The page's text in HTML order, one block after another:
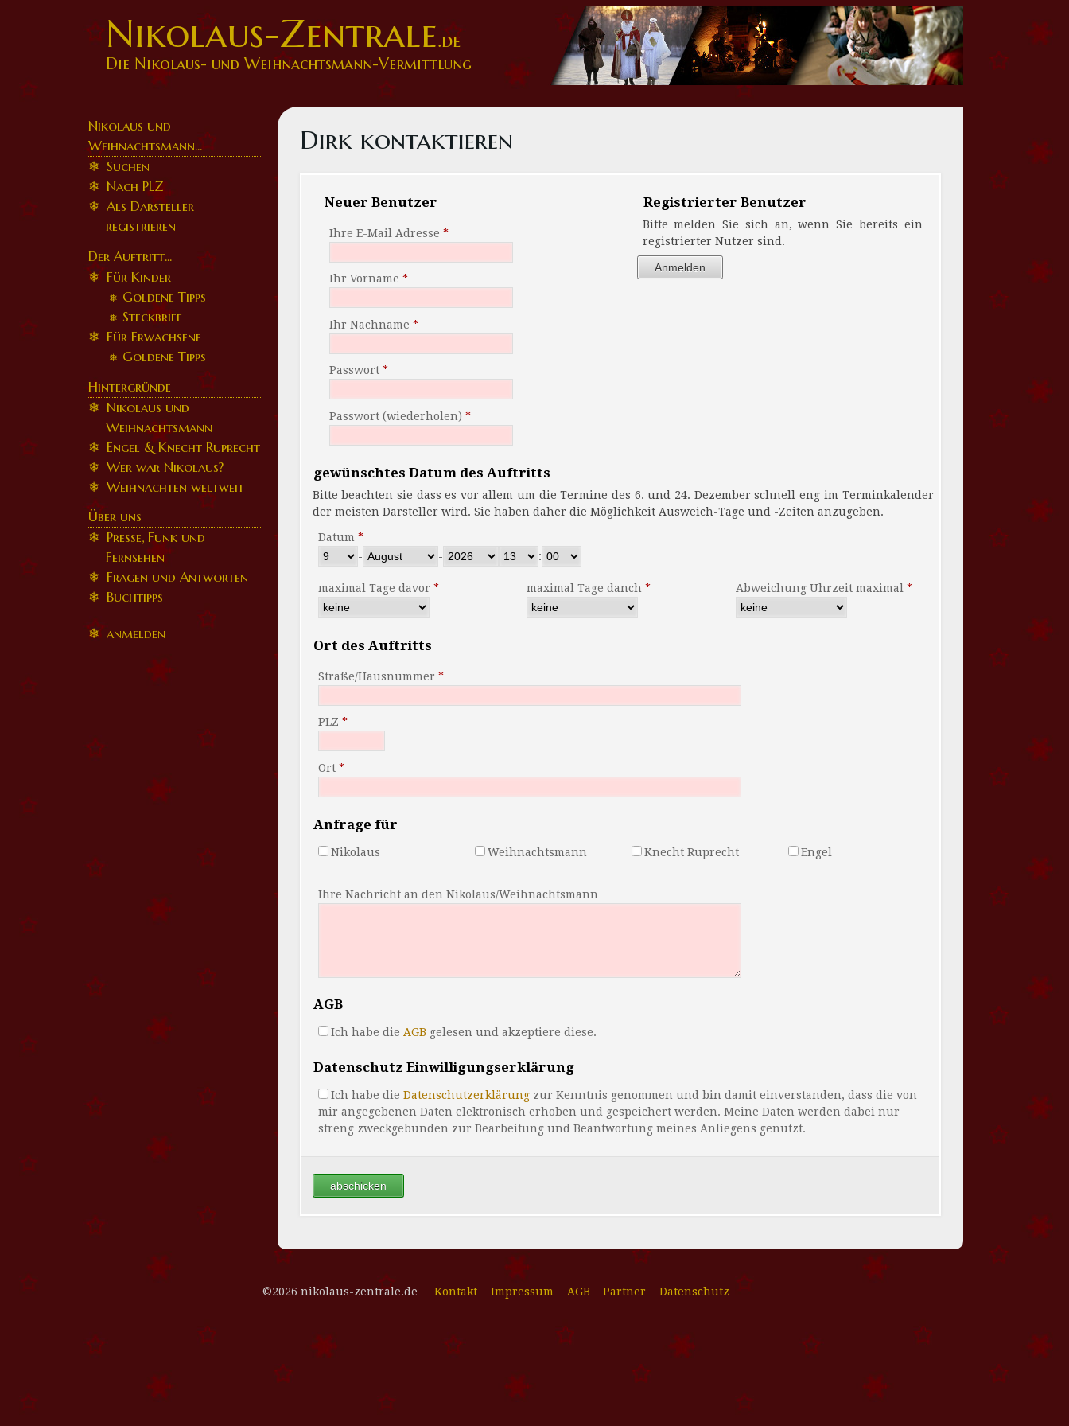
Nikolaus-Zentrale.de
Die Nikolaus- und Weihnachtsmann-Vermittlung
Nikolaus und
Weihnachtsmann...
Suchen
Nach PLZ
Als Darsteller
registrieren
Der Auftritt...
Für Kinder
Goldene Tipps
Steckbrief
Für Erwachsene
Goldene Tipps
Hintergründe
Nikolaus und
Weihnachtsmann
Engel & Knecht Ruprecht
Wer war Nikolaus?
Weihnachten weltweit
Über uns
Presse, Funk und
Fernsehen
Fragen und Antworten
Buchtipps
anmelden
Dirk kontaktieren
Neuer Benutzer
Ihre E-Mail Adresse
Ihr Vorname
Ihr Nachname
Passwort
Passwort (wiederholen)
Registrierter Benutzer
Bitte melden Sie sich an, wenn Sie bereits ein
registrierter Nutzer sind.
Anmelden
gewünschtes Datum des Auftritts
Bitte beachten sie dass es vor allem um die Termine des 6. und 24. Dezember schnell eng im Terminkalender
der meisten Darsteller wird. Sie haben daher die Möglichkeit Ausweich-Tage und -Zeiten anzugeben.
Datum
-
- :
maximal Tage davor maximal Tage danch Abweichung Uhrzeit maximal
Ort des Auftritts
Straße/Hausnummer
PLZ
Ort
Anfrage für
Nikolaus Weihnachtsmann Knecht Ruprecht Engel
Ihre Nachricht an den Nikolaus/Weihnachtsmann
AGB
Ich habe die AGB gelesen und akzeptiere diese.
Datenschutz Einwilligungserklärung
Ich habe dieDatenschutzerklärung zur Kenntnis genommen und bin damit einverstanden, dass die von
mir angegebenen Daten elektronisch erhoben und gespeichert werden. Meine Daten werden dabei nur
streng zweckgebunden zur Bearbeitung und Beantwortung meines Anliegens genutzt.
©2026 nikolaus-zentrale.de Kontakt Impressum AGB Partner Datenschutz